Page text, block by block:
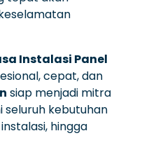
Instalasi Panel
cepat, dan
siap menjadi mitra
seluruh kebutuhan
hingga